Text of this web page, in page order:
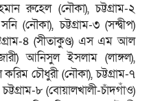
রুহেল (নৌকা), চট্টগ্রাম-২
(নৌকা), চট্টগ্রাম-৩ (সন্দ্বীপ)
৪ (সীতাকুণ্ড) এস এম আল
আনিসুল ইসলাম (লাঙ্গল),
চৌধুরী (নৌকা), চট্টগ্রাম-৭
৮ (বোয়ালখালী-চাঁদগাঁও)